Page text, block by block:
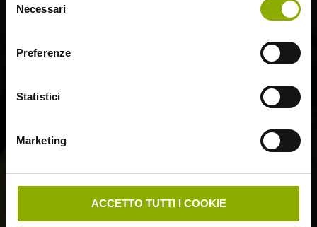
delNecessari
Preferenze
Statistici
Marketing
ACCETTO TUTTI I COOKIE